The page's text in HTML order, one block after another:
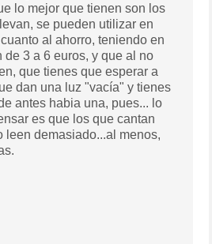
lo mejor que tienen son los
se pueden utilizar en
al ahorro, teniendo en
de 3 a 6 euros, y que al no
que tienes que esperar a
dan una luz "vacía" y tienes
antes habia una, pues... lo
es que los que cantan
demasiado...al menos,